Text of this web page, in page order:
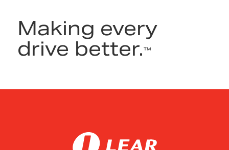
Making every
drive better.™